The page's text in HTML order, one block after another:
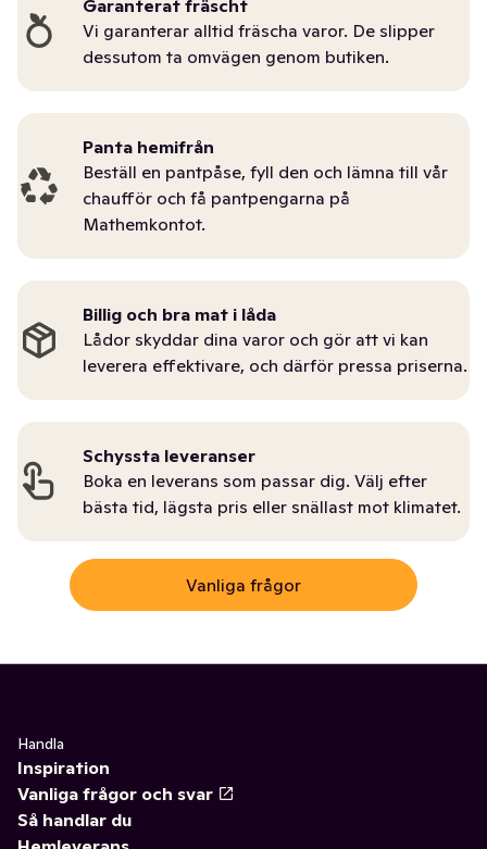
Garanterat fräscht
Vi garanterar alltid fräscha varor. De slipper
dessutom ta omvägen genom butiken.
Panta hemifrån
Beställ en pantpåse, fyll den och lämna till vår
chaufför och få pantpengarna på
Mathemkontot.
Billig och bra mat i låda
Lådor skyddar dina varor och gör att vi kan
leverera effektivare, och därför pressa priserna.
Schyssta leveranser
Boka en leverans som passar dig. Välj efter
bästa tid, lägsta pris eller snällast mot klimatet.
Vanliga frågor
Handla
Inspiration
Vanliga frågor och svar
Så handlar du